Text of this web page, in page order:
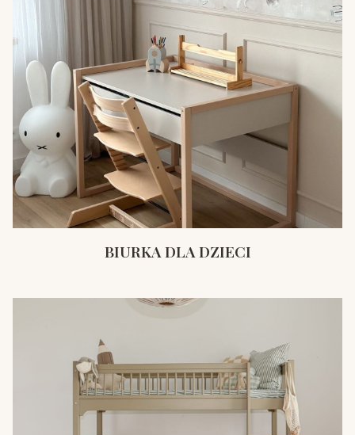
BIURKA DLA DZIECI